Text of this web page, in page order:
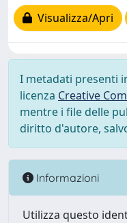
Visualizza/Apri
I metadati presenti
licenza Creative
mentre i file delle
diritto d'autore,
Informazioni
Utilizza questo